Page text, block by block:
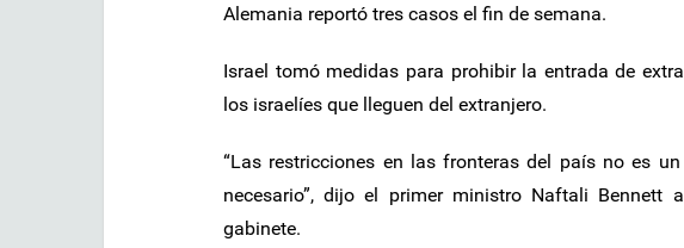
Alemania reportó tres casos el fin de semana.
Israel tomó medidas para prohibir la entrada de
los israelíes que lleguen del extranjero.
“Las restricciones en las fronteras del país no es
necesario”, dijo el primer ministro Naftali Bennett
gabinete.